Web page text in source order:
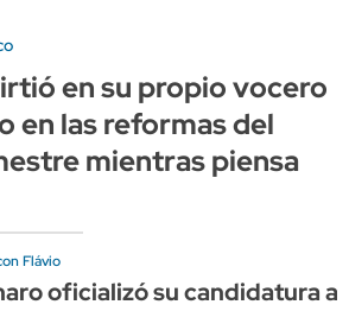
en su propio vocero
en las reformas del
mientras piensa
Flávio
oficializó su candidatura